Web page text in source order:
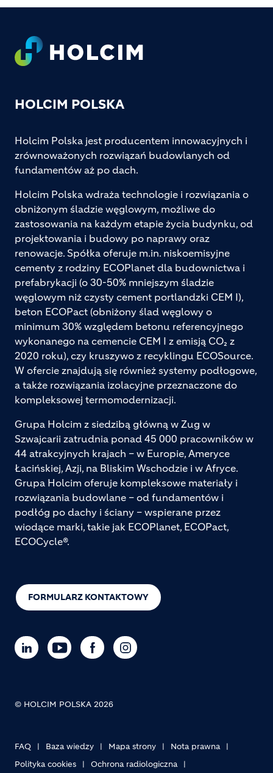
Footer
HOLCIM POLSKA
FORMULARZ KONTAKTOWY
Holcim Polska jest producentem innowacyjnych i
zrównoważonych rozwiązań budowlanych od
fundamentów aż po dach.
Holcim Polska wdraża technologie i rozwiązania o
obniżonym śladzie węglowym, możliwe do
zastosowania na każdym etapie życia budynku, od
projektowania i budowy po naprawy oraz
renowacje. Spółka oferuje m.in. niskoemisyjne
cementy z rodziny ECOPlanet dla budownictwa i
prefabrykacji (o 30-50% mniejszym śladzie
węglowym niż czysty cement portlandzki CEM I),
beton ECOPact (obniżony ślad węglowy o
minimum 30% względem betonu referencyjnego
wykonanego na cemencie CEM I z emisją CO₂ z
2020 roku), czy kruszywo z recyklingu ECOSource.
W ofercie znajdują się również systemy podłogowe,
a także rozwiązania izolacyjne przeznaczone do
kompleksowej termomodernizacji.
Grupa Holcim z siedzibą główną w Zug w
Szwajcarii zatrudnia ponad 45 000 pracowników w
44 atrakcyjnych krajach – w Europie, Ameryce
Łacińskiej, Azji, na Bliskim Wschodzie i w Afryce.
Grupa Holcim oferuje kompleksowe materiały i
rozwiązania budowlane – od fundamentów i
podłóg po dachy i ściany – wspierane przez
wiodące marki, takie jak ECOPlanet, ECOPact,
ECOCycle®.
Footer bottom
© HOLCIM POLSKA 2026
FAQ Baza wiedzy Mapa strony
Nota prawna
Polityka cookies
Ochrona radiologiczna